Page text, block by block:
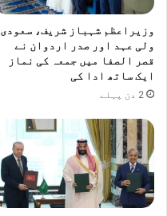
وزیراعظم شہباز شریف، سعودی
ولی عہد اور صدر اردوان نے
قصر الصفا میں جمعہ کی نماز
ایک ساتھ ادا کی
2 دن پہلے